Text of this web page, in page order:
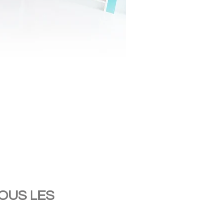
LES